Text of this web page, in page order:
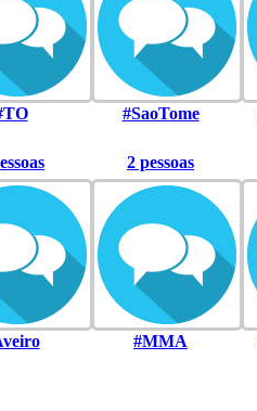
#SaoTome
2 pessoas
#MMA